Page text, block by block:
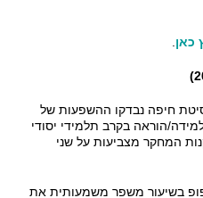
כאן
חיפה נבדקו ההשפעות של
הוראה בקרב תלמידי יסודי
המחקר מצביעות על שני
בשיעור משפר משמעותית את